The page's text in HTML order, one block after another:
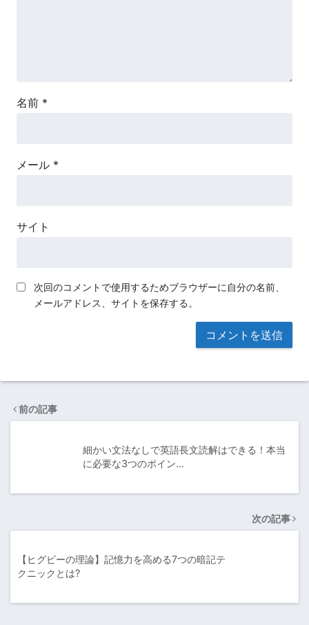
名前 *
メール *
サイト
次回のコメントで使用するためブラウザーに自分の名前、
メールアドレス、サイトを保存する。
前の記事
細かい文法なしで英語長文読解はできる！本当
に必要な3つのポイン…
次の記事
【ヒグビーの理論】記憶力を高める7つの暗記テ
クニックとは?